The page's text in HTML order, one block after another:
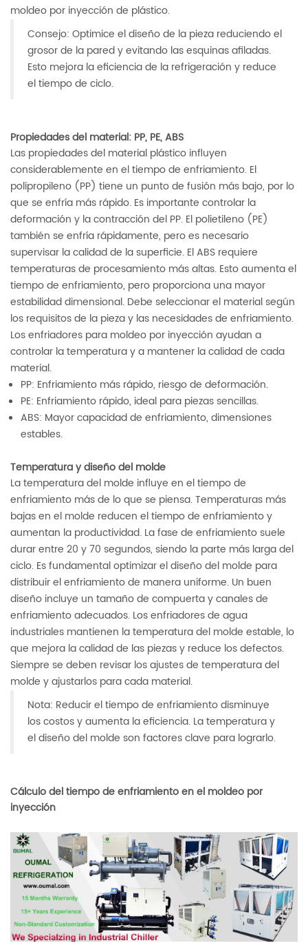
moldeo por inyección de plástico.
Consejo: Optimice el diseño de la pieza reduciendo el
grosor de la pared y evitando las esquinas afiladas.
Esto mejora la eficiencia de la refrigeración y reduce
el tiempo de ciclo.
Propiedades del material: PP, PE, ABS
Las propiedades del material plástico influyen
considerablemente en el tiempo de enfriamiento. El
polipropileno (PP) tiene un punto de fusión más bajo, por lo
que se enfría más rápido. Es importante controlar la
deformación y la contracción del PP. El polietileno (PE)
también se enfría rápidamente, pero es necesario
supervisar la calidad de la superficie. El ABS requiere
temperaturas de procesamiento más altas. Esto aumenta el
tiempo de enfriamiento, pero proporciona una mayor
estabilidad dimensional. Debe seleccionar el material según
los requisitos de la pieza y las necesidades de enfriamiento.
Los enfriadores para moldeo por inyección ayudan a
controlar la temperatura y a mantener la calidad de cada
material.
PP: Enfriamiento más rápido, riesgo de deformación.
PE: Enfriamiento rápido, ideal para piezas sencillas.
ABS: Mayor capacidad de enfriamiento, dimensiones
estables.
Temperatura y diseño del molde
La temperatura del molde influye en el tiempo de
enfriamiento más de lo que se piensa. Temperaturas más
bajas en el molde reducen el tiempo de enfriamiento y
aumentan la productividad. La fase de enfriamiento suele
durar entre 20 y 70 segundos, siendo la parte más larga del
ciclo. Es fundamental optimizar el diseño del molde para
distribuir el enfriamiento de manera uniforme. Un buen
diseño incluye un tamaño de compuerta y canales de
enfriamiento adecuados. Los enfriadores de agua
industriales mantienen la temperatura del molde estable, lo
que mejora la calidad de las piezas y reduce los defectos.
Siempre se deben revisar los ajustes de temperatura del
molde y ajustarlos para cada material.
Nota: Reducir el tiempo de enfriamiento disminuye
los costos y aumenta la eficiencia. La temperatura y
el diseño del molde son factores clave para lograrlo.
Cálculo del tiempo de enfriamiento en el moldeo por
inyección